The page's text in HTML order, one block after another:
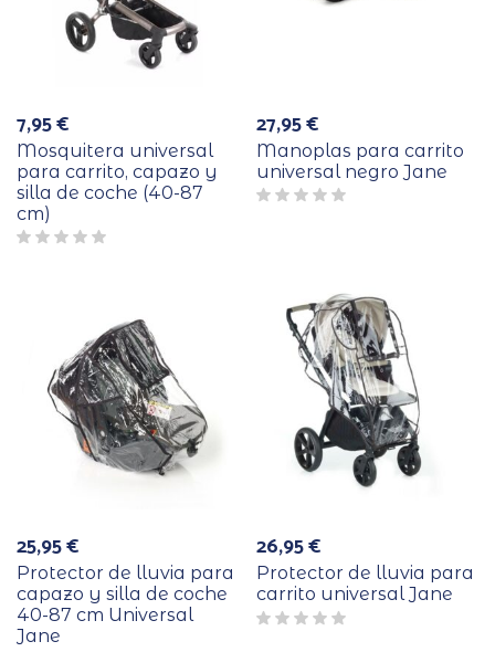
7,95€
Mosquitera universal
para carrito, capazo y
silla de coche (40-87
cm)
27,95€
Manoplas para carrito
universal negro Jane
25,95€
Protector de lluvia para
capazo y silla de coche
40-87 cm Universal
Jane
26,95€
Protector de lluvia para
carrito universal Jane